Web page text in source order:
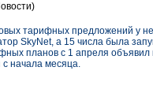
тарифных предложений у
SkyNet, а 15 числа была
планов с 1 апреля
начала месяца.